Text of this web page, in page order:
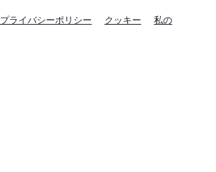
プライバシーポリシー クッキー 私の